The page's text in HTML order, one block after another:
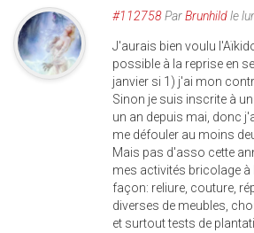
#112758ParBrunhildle
J'aurais bien voulu
possible à la reprise en
janvier si 1) j'ai mon
Sinon je suis inscrite à
un an depuis mai, donc
me défouler au moins
Mais pas d'asso cette
mes activités bricolage
façon: reliure, couture,
diverses de meubles,
et surtout tests de